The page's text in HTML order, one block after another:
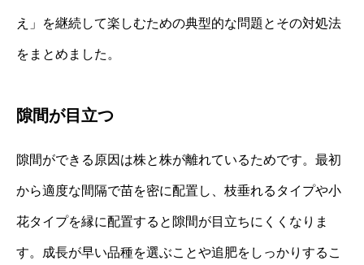
え」を継続して楽しむための典型的な問題とその対処法
をまとめました。
隙間が目立つ
隙間ができる原因は株と株が離れているためです。最初
から適度な間隔で苗を密に配置し、枝垂れるタイプや小
花タイプを縁に配置すると隙間が目立ちにくくなりま
す。成長が早い品種を選ぶことや追肥をしっかりするこ